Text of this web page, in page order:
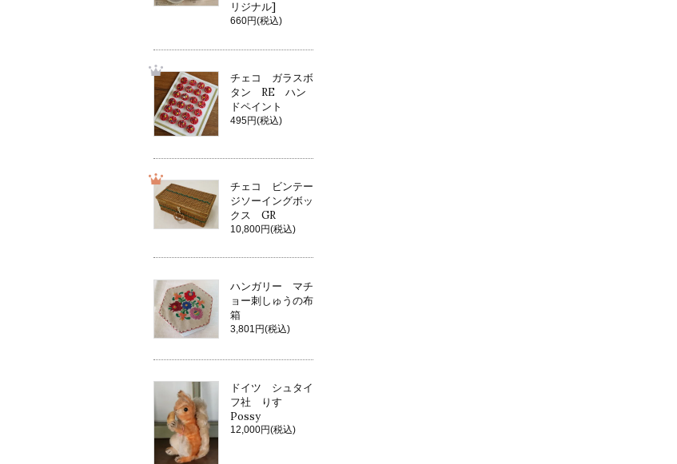
リジナル]
660円(税込)
チェコ ガラスボ
タン RE ハン
ドペイント
495円(税込)
チェコ ビンテー
ジソーイングボッ
クス GR
10,800円(税込)
ハンガリー マチ
ョー刺しゅうの布
箱
3,801円(税込)
ドイツ シュタイ
フ社 りす
Possy
12,000円(税込)